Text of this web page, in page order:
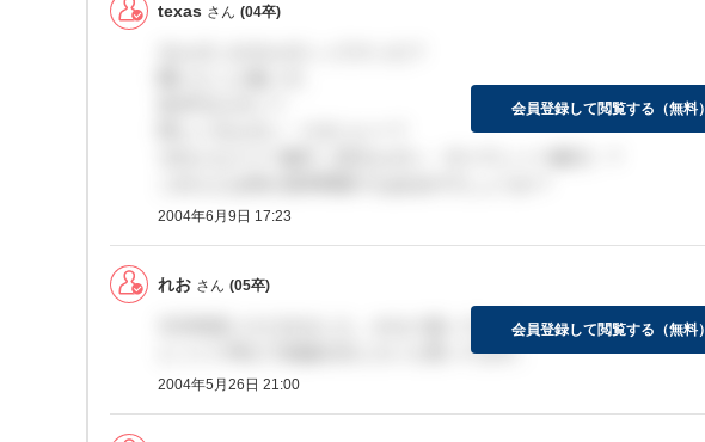
texas さん (04卒)
2004年6月9日 17:23
会員登録して閲覧する（無料）
れお さん (05卒)
今日内定いただきました。かなり迷ってます。
じっくり考えて結論を出したいと思ってます。
2004年5月26日 21:00
会員登録して閲覧する（無料）